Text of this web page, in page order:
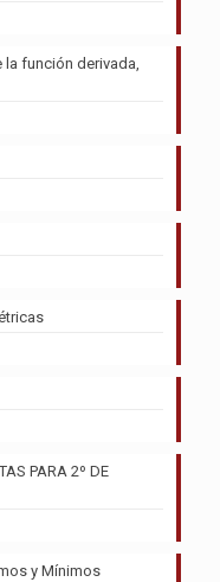
función derivada,
PARA 2º DE
y Mínimos